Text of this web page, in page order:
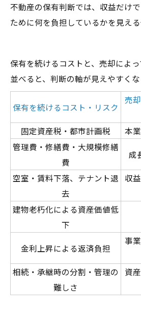
不動産の保有判断では、収益だけ
ために何を負担しているかを見える
保有を続けるコストと、売却によ
並べると、判断の軸が見えやすくな
保有を続けるコスト・リスク
売
固定資産税・都市計画税
本
管理費・修繕費・大規模修繕
費
成
空室・賃料下落、テナント退
去
収
建物老朽化による資産価値低
下
金利上昇による返済負担
事
相続・承継時の分割・管理の
難しさ
資